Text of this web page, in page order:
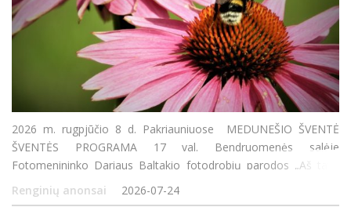
2026 m. rugpjūčio 8 d. Pakriauniuose MEDUNEŠIO ŠVENTĖ
ŠVENTĖS PROGRAMA 17 val. Bendruomenės salėje
Fotomenininko Dariaus Baltakio fotodrobių parodos „Aš tave
matau“ atidarymas Lidijos Paršukovienės deimantinės mozaikos
paveikslų paroda 18 va
Renginių anonsai 2026-07-24